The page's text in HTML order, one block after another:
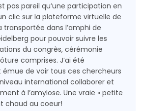
pas pareil qu’une participation en
clic sur la plateforme virtuelle de
transportée dans l’amphi de
pour pouvoir suivre les
du congrès, cérémonie
comprises. J’ai été
de voir tous ces chercheurs
international collaborer et
à l’amylose. Une vraie « petite
chaud au coeur!